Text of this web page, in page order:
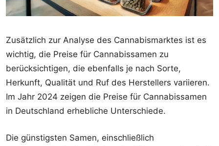
Zusätzlich zur Analyse des Cannabismarktes ist es
wichtig, die Preise für Cannabissamen zu
berücksichtigen, die ebenfalls je nach Sorte,
Herkunft, Qualität und Ruf des Herstellers variieren.
Im Jahr 2024 zeigen die Preise für Cannabissamen
in Deutschland erhebliche Unterschiede.
Die günstigsten Samen, einschließlich